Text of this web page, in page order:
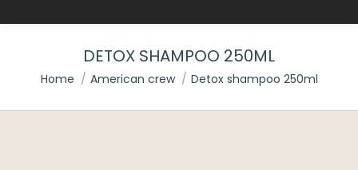
DETOX SHAMPOO 250ML
You are here:
Home American crew Detox shampoo 250ml